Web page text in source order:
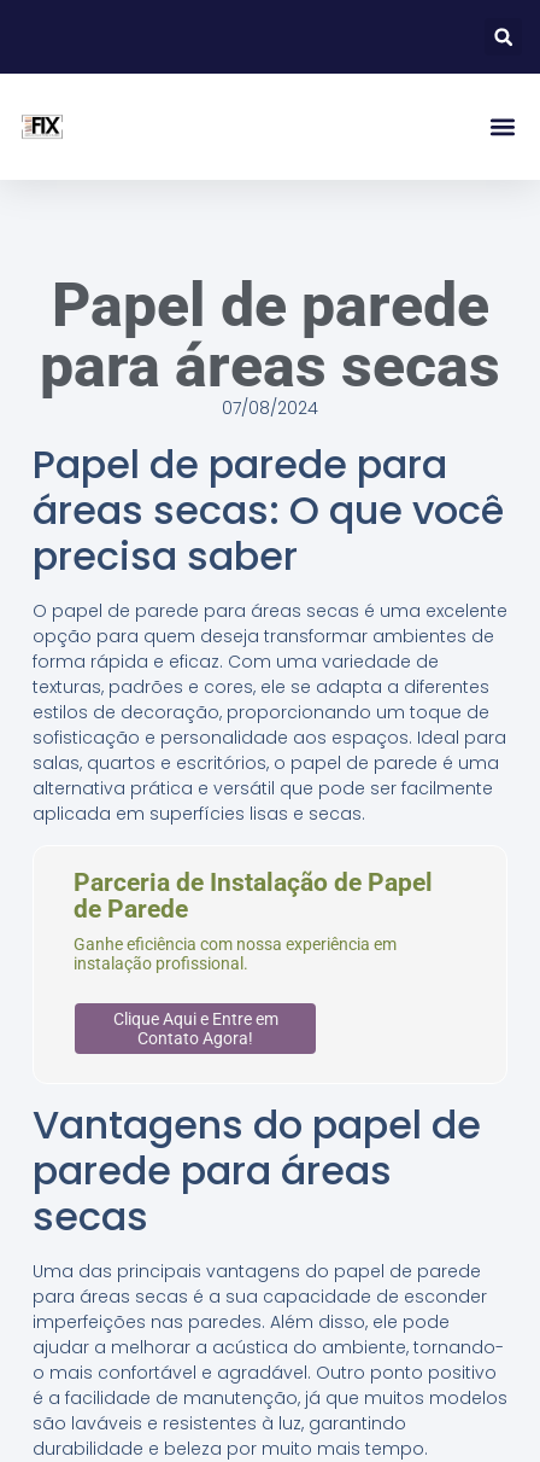
Papel de parede
para áreas secas
07/08/2024
Papel de parede para
áreas secas: O que você
precisa saber
O papel de parede para áreas secas é uma excelente
opção para quem deseja transformar ambientes de
forma rápida e eficaz. Com uma variedade de
texturas, padrões e cores, ele se adapta a diferentes
estilos de decoração, proporcionando um toque de
sofisticação e personalidade aos espaços. Ideal para
salas, quartos e escritórios, o papel de parede é uma
alternativa prática e versátil que pode ser facilmente
aplicada em superfícies lisas e secas.
Parceria de Instalação de Papel
de Parede
Ganhe eficiência com nossa experiência em
instalação profissional.
Clique Aqui e Entre em
Contato Agora!
Vantagens do papel de
parede para áreas
secas
Uma das principais vantagens do papel de parede
para áreas secas é a sua capacidade de esconder
imperfeições nas paredes. Além disso, ele pode
ajudar a melhorar a acústica do ambiente, tornando-
o mais confortável e agradável. Outro ponto positivo
é a facilidade de manutenção, já que muitos modelos
são laváveis e resistentes à luz, garantindo
durabilidade e beleza por muito mais tempo.